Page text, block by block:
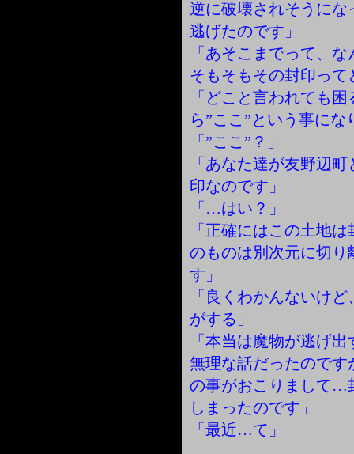
逆に破壊されそうに
逃げたのです」
「あそこまでって、
そもそもその封印って
「どこと言われても
ら”ここ”という事にな
「”ここ”？」
「あなた達が友野辺
印なのです」
「…はい？」
「正確にはこの土地
のものは別次元に切
す」
「良くわかんないけ
がする」
「本当は魔物が逃げ
無理な話だったので
の事がおこりまして…
しまったのです」
「最近…て」